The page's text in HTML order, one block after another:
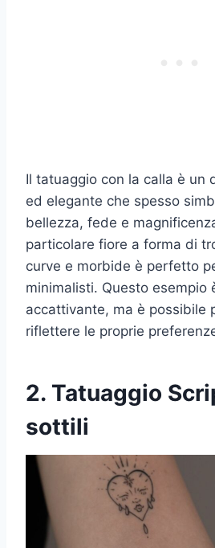
Il tatuaggio con la calla è un
ed elegante che spesso
bellezza, fede e
particolare fiore a forma di
curve e morbide è perfetto
minimalisti. Questo esempio
accattivante, ma è possibile
riflettere le proprie
2. Tatuaggio
sottili